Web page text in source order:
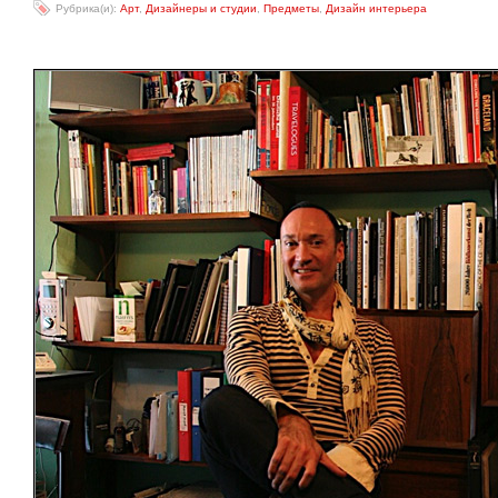
Рубрика(и): Арт, Дизайнеры и студии Предметы Дизайн интерьера